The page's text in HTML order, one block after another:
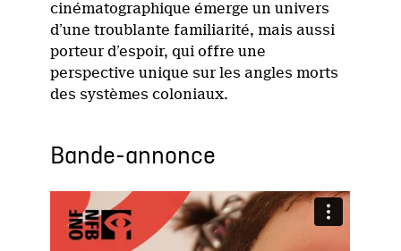
cinématographique émerge un univers
d’une troublante familiarité, mais aussi
porteur d’espoir, qui offre une
perspective unique sur les angles morts
des systèmes coloniaux.
Bande-annonce